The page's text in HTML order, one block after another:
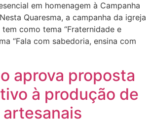
em homenagem à Campanha
Quaresma, a campanha da igreja
como tema “Fraternidade e
“Fala com sabedoria, ensina com
aprova proposta
à produção de